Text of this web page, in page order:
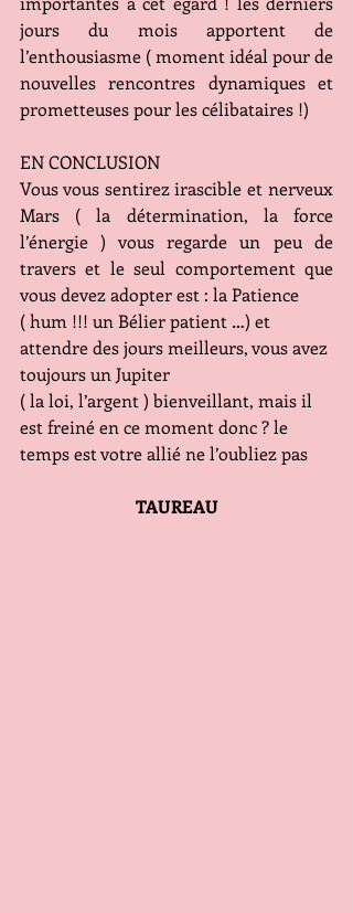
jours du mois apportent de
l’enthousiasme ( moment idéal pour de
nouvelles rencontres dynamiques et
prometteuses pour les célibataires !)
EN CONCLUSION
Vous vous sentirez irascible et nerveux
Mars ( la détermination, la force
l’énergie ) vous regarde un peu de
travers et le seul comportement que
vous devez adopter est : la Patience
( hum !!! un Bélier patient …) et
attendre des jours meilleurs, vous avez
toujours un Jupiter
( la loi, l’argent ) bienveillant, mais il
est freiné en ce moment donc ? le
temps est votre allié ne l’oubliez pas
TAUREAU